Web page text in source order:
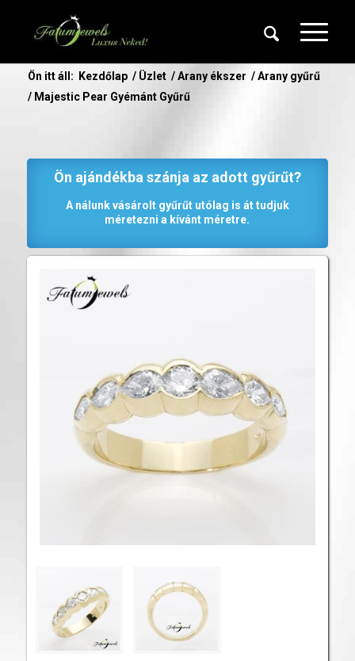
Ön itt áll: Kezdőlap / Üzlet / Arany ékszer / Arany gyűrű
/ Majestic Pear Gyémánt Gyűrű
Ön ajándékba szánja az adott gyűrűt?
A nálunk vásárolt gyűrűt utólag is át tudjuk
méretezni a kívánt méretre.